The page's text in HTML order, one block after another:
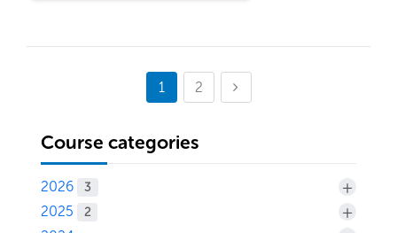
1 2(current)
Course categories
2026 3 +
2025 2 +